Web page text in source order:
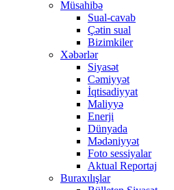
Müsahibə
Sual-cavab
Çətin sual
Bizimkiler
Xəbərlər
Siyasət
Cəmiyyət
İqtisadiyyat
Maliyyə
Enerji
Dünyada
Mədəniyyət
Foto sessiyalar
Aktual Reportaj
Buraxılışlar